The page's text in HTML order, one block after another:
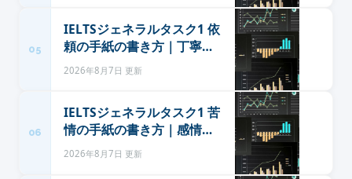
05
IELTSジェネラルタスク1 依
頼の手紙の書き方｜丁寧さ3
段階の使い分けと定型表現
2026年8月7日 更新
06
IELTSジェネラルタスク1 苦
情の手紙の書き方｜感情で
はなく事実で書く型と定型
2026年8月7日 更新